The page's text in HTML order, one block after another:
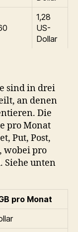
1,28
US-
Dollar
sind in drei
an denen
Die
pro Monat
Put, Post,
wobei pro
Siehe unten
pro Monat